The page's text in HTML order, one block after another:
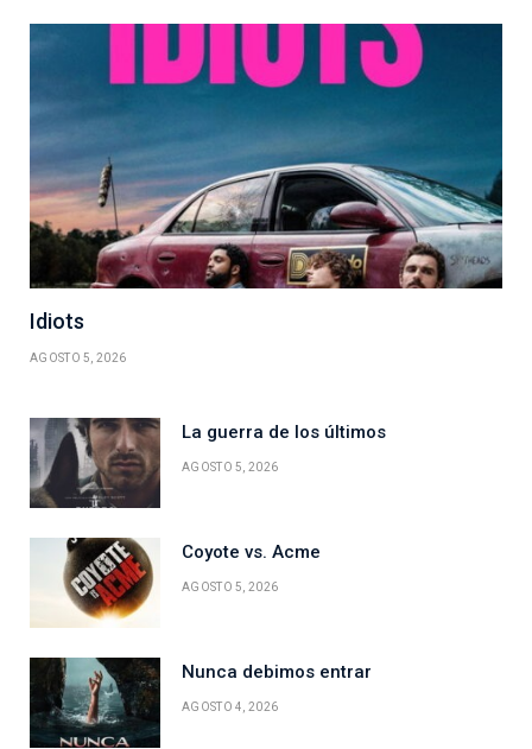
Idiots
AGOSTO 5, 2026
La guerra de los últimos
AGOSTO 5, 2026
Coyote vs. Acme
AGOSTO 5, 2026
Nunca debimos entrar
AGOSTO 4, 2026